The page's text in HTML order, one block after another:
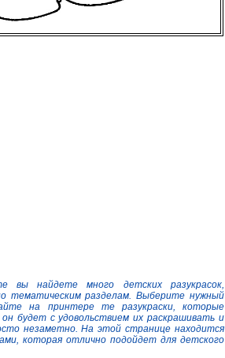
вы найдете много детских разукрасок,
тематическим разделам. Выберите нужный
на принтере те разукраски, которые
он будет с удовольствием их раскрашивать и
незаметно. На этой странице находится
которая отлично подойдет для детского